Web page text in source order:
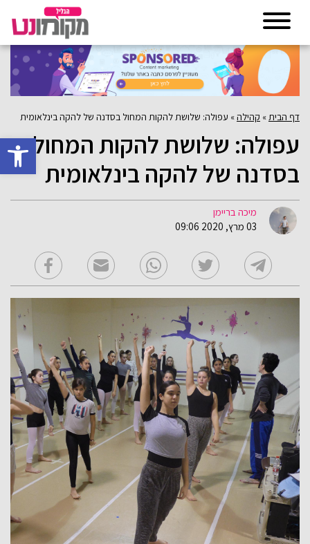
פתח
דף הבית » קהילה» עפולה: שלושת להקות המחול בסדנה של להקה בינלאומית
עפולה: שלושת להקות המחול
בסדנה של להקה בינלאומית
מיכה בריימן
03 מרץ, 2020 09:06